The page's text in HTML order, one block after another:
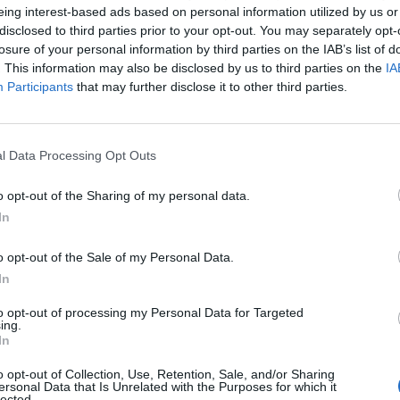
interest-based ads based on personal information utilized by us
to third parties prior to your opt-out. You may separately
of your personal information by third parties on the IAB’s list of
This information may also be disclosed by us to third parties on the
Participants that may further disclose it to other third parties.
Data Processing Opt Outs
opt-out of the Sharing of my personal data.
opt-out of the Sale of my Personal Data.
opt-out of processing my Personal Data for Targeted
opt-out of Collection, Use, Retention, Sale, and/or Sharing
Data that Is Unrelated with the Purposes for which it
otrzymaliśmy wezwanie na plażę w Nieporęcie.
RÓWNIEŻ:
przecenił hit do kuchni. Air fryer tańszy aż o 150 zł, a to
2026 16:06
dla milionów polskich rodzin. ZUS wypłacił już 173 mln
2026 12:56
ad